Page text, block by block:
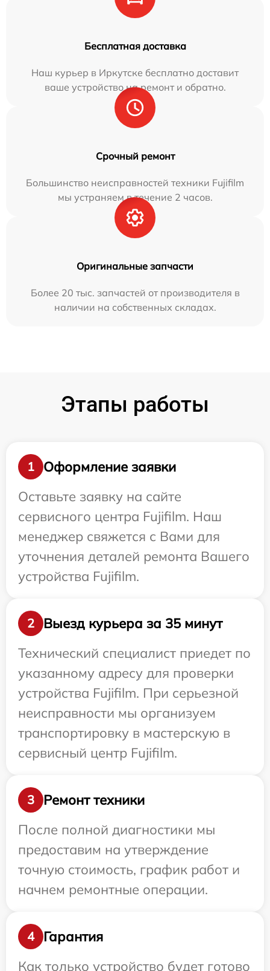
Бесплатная доставка
Наш курьер в Иркутске бесплатно доставит
ваше устройство на ремонт и обратно.
Срочный ремонт
Большинство неисправностей техники Fujifilm
мы устраняем в течение 2 часов.
Оригинальные запчасти
Более 20 тыс. запчастей от производителя в
наличии на собственных складах.
Этапы работы
1
Оформление заявки
Оставьте заявку на сайте
сервисного центра Fujifilm. Наш
менеджер свяжется с Вами для
уточнения деталей ремонта Вашего
устройства Fujifilm.
2
Выезд курьера за 35 минут
Технический специалист приедет по
указанному адресу для проверки
устройства Fujifilm. При серьезной
неисправности мы организуем
транспортировку в мастерскую в
сервисный центр Fujifilm.
3
Ремонт техники
После полной диагностики мы
предоставим на утверждение
точную стоимость, график работ и
начнем ремонтные операции.
4
Гарантия
Как только устройство будет готово